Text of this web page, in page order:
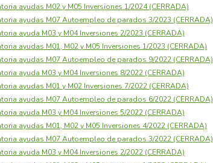
ayudas M02 y M05 Inversiones 1/2024 (CERRADA)
ayudas M07 Autoempleo de parados 3/2023 (CERRADA)
ayuda M03 y M04 Inversiones 2/2023 (CERRADA)
ayudas M01, M02 y M05 Inversiones 1/2023 (CERRADA)
ayudas M07 Autoempleo de parados 9/2022 (CERRADA)
ayuda M03 y M04 Inversiones 8/2022 (CERRADA)
ayudas M01 y M02 Inversiones 7/2022 (CERRADA)
ayudas M07 Autoempleo de parados 6/2022 (CERRADA)
ayuda M03 y M04 Inversiones 5/2022 (CERRADA)
ayudas M01, M02 y M05 Inversiones 4/2022 (CERRADA)
ayudas M07 Autoempleo de parados 3/2022 (CERRADA)
ayuda M03 y M04 Inversiones 2/2022 (CERRADA)